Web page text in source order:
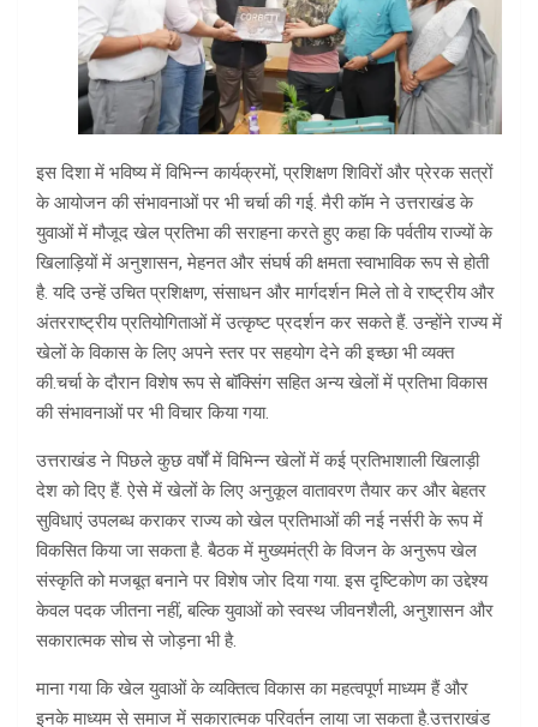
इस दिशा में भविष्य में विभिन्न कार्यक्रमों, प्रशिक्षण शिविरों और प्रेरक सत्रों
के आयोजन की संभावनाओं पर भी चर्चा की गई. मैरी कॉम ने उत्तराखंड के
युवाओं में मौजूद खेल प्रतिभा की सराहना करते हुए कहा कि पर्वतीय राज्यों के
खिलाड़ियों में अनुशासन, मेहनत और संघर्ष की क्षमता स्वाभाविक रूप से होती
है. यदि उन्हें उचित प्रशिक्षण, संसाधन और मार्गदर्शन मिले तो वे राष्ट्रीय और
अंतरराष्ट्रीय प्रतियोगिताओं में उत्कृष्ट प्रदर्शन कर सकते हैं. उन्होंने राज्य में
खेलों के विकास के लिए अपने स्तर पर सहयोग देने की इच्छा भी व्यक्त
की.चर्चा के दौरान विशेष रूप से बॉक्सिंग सहित अन्य खेलों में प्रतिभा विकास
की संभावनाओं पर भी विचार किया गया.
उत्तराखंड ने पिछले कुछ वर्षों में विभिन्न खेलों में कई प्रतिभाशाली खिलाड़ी
देश को दिए हैं. ऐसे में खेलों के लिए अनुकूल वातावरण तैयार कर और बेहतर
सुविधाएं उपलब्ध कराकर राज्य को खेल प्रतिभाओं की नई नर्सरी के रूप में
विकसित किया जा सकता है. बैठक में मुख्यमंत्री के विजन के अनुरूप खेल
संस्कृति को मजबूत बनाने पर विशेष जोर दिया गया. इस दृष्टिकोण का उद्देश्य
केवल पदक जीतना नहीं, बल्कि युवाओं को स्वस्थ जीवनशैली, अनुशासन और
सकारात्मक सोच से जोड़ना भी है.
माना गया कि खेल युवाओं के व्यक्तित्व विकास का महत्वपूर्ण माध्यम हैं और
इनके माध्यम से समाज में सकारात्मक परिवर्तन लाया जा सकता है.उत्तराखंड